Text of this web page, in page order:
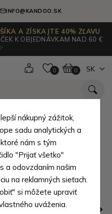
INFO@KANDOO.SK
A ZÍSKAJTE 40% ZĽAVU
K OBJEDNÁVKAM NAD 60 €
0 0 SK
nákupný zážitok,
sadu analytických a
nám s tým
"Prijať všetko"
a odovzdaním našim
na reklamných sieťach.
si môžete upraviť
uváženia.